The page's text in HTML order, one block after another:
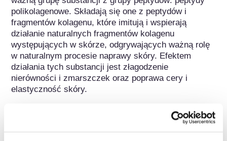
polikolagenowe. Składają się one z peptydów i
fragmentów kolagenu, które imitują i wspierają
działanie naturalnych fragmentów kolagenu
występujących w skórze, odgrywających ważną rolę
w naturalnym procesie naprawy skóry. Efektem
działania tych substancji jest złagodzenie
nierówności i zmarszczek oraz poprawa cery i
elastyczność skóry.
Należy do następujących grup substancji
Składniki do pielęgnacji skóry